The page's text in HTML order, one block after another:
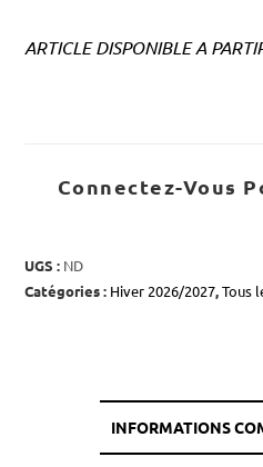
ARTICLE DISPONIBLE A
Connectez-Vous
UGS : ND
Catégories : Hiver 2026/2027,Tous
INFORMATIONS